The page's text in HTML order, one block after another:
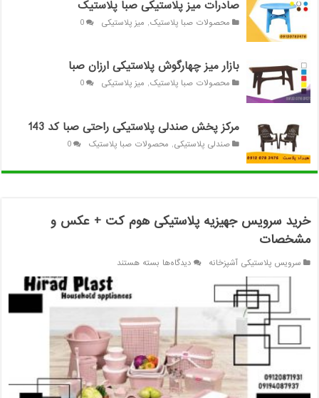
صادرات میز پلاستیکی صبا پلاستیک
محصولات صبا پلاستیک, میز پلاستیکی 0
بازار میز چهارگوش پلاستیکی ارزان صبا
محصولات صبا پلاستیک, میز پلاستیکی 0
مرکز پخش صندلی پلاستیکی راحتی صبا کد 143
صندلی پلاستیکی, محصولات صبا پلاستیک 0
خرید سرویس جهیزیه پلاستیکی هوم کت + عکس و
مشخصات
سرویس پلاستیکی آشپزخانه دیدگاه‌ها برای
هوم
+
عکس
و
مشخصات
بسته هستند